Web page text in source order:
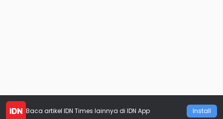
Baca artikel IDN Times lainnya di IDN App Install